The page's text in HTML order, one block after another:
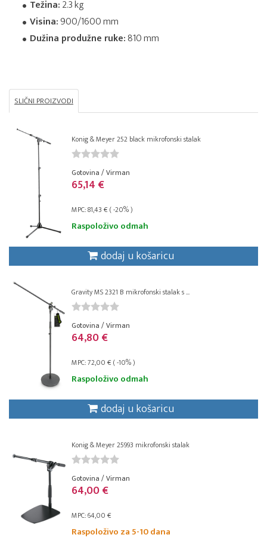
Težina:2.3 kg
Visina:900/1600 mm
Dužina produžne ruke:810 mm
SLIČNI PROIZVODI
Konig & Meyer 252 black mikrofonski stalak
Gotovina / Virman
65,14 €
MPC: 81,43 € ( -20% )
Raspoloživo odmah
dodaj u košaricu
Gravity MS 2321 B mikrofonski stalak s ...
Gotovina / Virman
64,80 €
MPC: 72,00 € ( -10% )
Raspoloživo odmah
dodaj u košaricu
Konig & Meyer 25993 mikrofonski stalak
Gotovina / Virman
64,00 €
MPC: 64,00 €
Raspoloživo za 5-10 dana